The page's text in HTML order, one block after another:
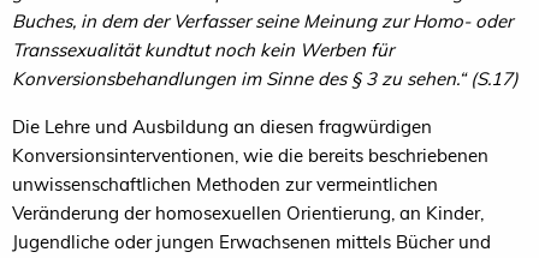
Buches, in dem der Verfasser seine Meinung zur Homo- oder
Transsexualität kundtut noch kein Werben für
Konversionsbehandlungen im Sinne des § 3 zu sehen.“ (S.17)
Die Lehre und Ausbildung an diesen fragwürdigen
Konversionsinterventionen, wie die bereits beschriebenen
unwissenschaftlichen Methoden zur vermeintlichen
Veränderung der homosexuellen Orientierung, an Kinder,
Jugendliche oder jungen Erwachsenen mittels Bücher und